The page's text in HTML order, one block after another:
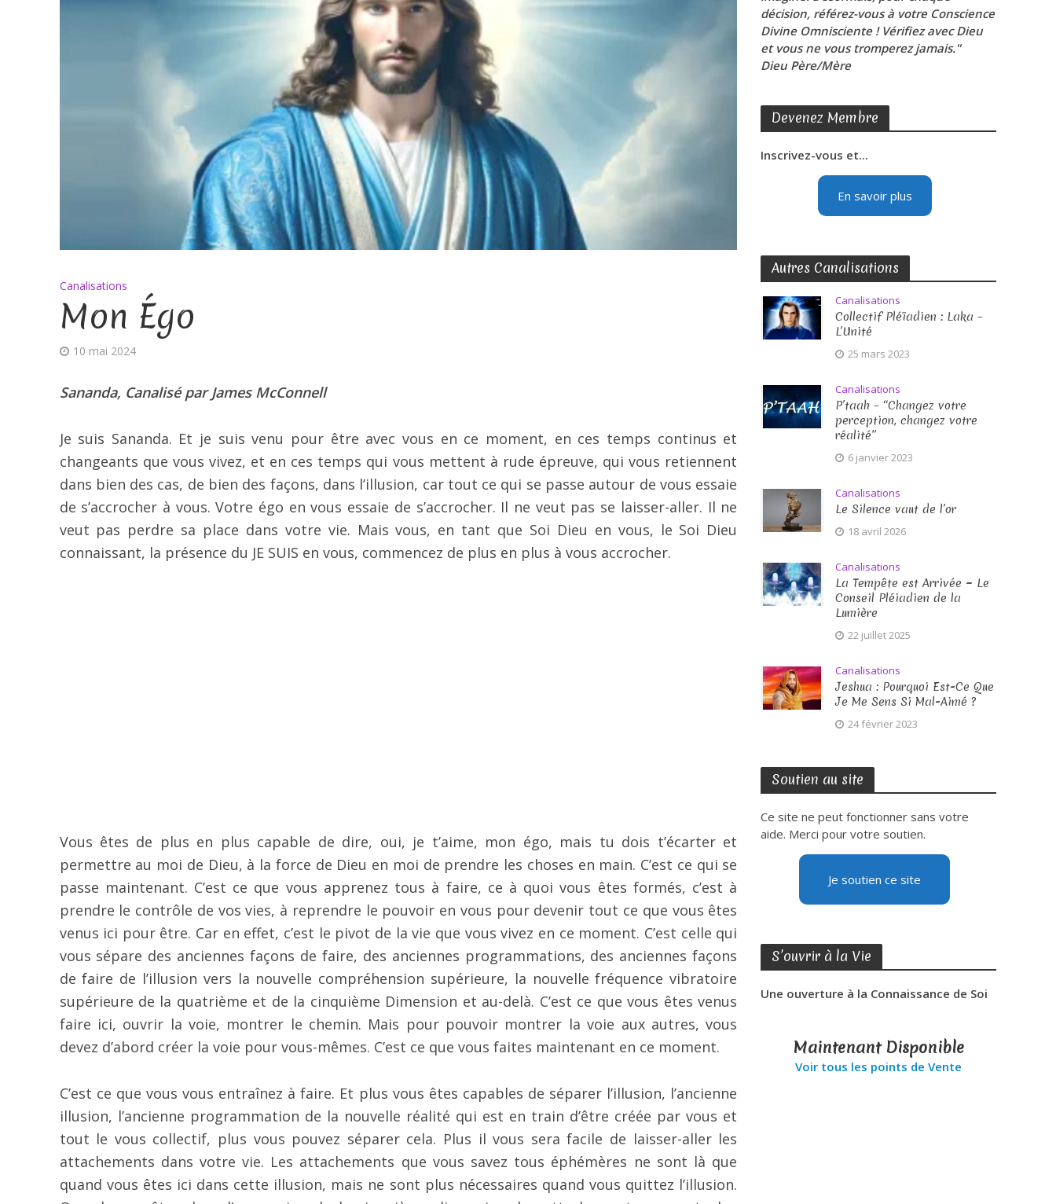
Canalisations
Mon Égo
10 mai 2024
Sananda, Canalisé par James McConnell
Je suis Sananda. Et je suis venu pour être avec vous en ce moment, en ces temps continus et
changeants que vous vivez, et en ces temps qui vous mettent à rude épreuve, qui vous retiennent
dans bien des cas, de bien des façons, dans l’illusion, car tout ce qui se passe autour de vous essaie
de s’accrocher à vous. Votre égo en vous essaie de s’accrocher. Il ne veut pas se laisser-aller. Il ne
veut pas perdre sa place dans votre vie. Mais vous, en tant que Soi Dieu en vous, le Soi Dieu
connaissant, la présence du JE SUIS en vous, commencez de plus en plus à vous accrocher.
Vous êtes de plus en plus capable de dire, oui, je t’aime, mon égo, mais tu dois t’écarter et
permettre au moi de Dieu, à la force de Dieu en moi de prendre les choses en main. C’est ce qui se
passe maintenant. C’est ce que vous apprenez tous à faire, ce à quoi vous êtes formés, c’est à
prendre le contrôle de vos vies, à reprendre le pouvoir en vous pour devenir tout ce que vous êtes
venus ici pour être. Car en effet, c’est le pivot de la vie que vous vivez en ce moment. C’est celle qui
vous sépare des anciennes façons de faire, des anciennes programmations, des anciennes façons
de faire de l’illusion vers la nouvelle compréhension supérieure, la nouvelle fréquence vibratoire
supérieure de la quatrième et de la cinquième Dimension et au-delà. C’est ce que vous êtes venus
faire ici, ouvrir la voie, montrer le chemin. Mais pour pouvoir montrer la voie aux autres, vous
devez d’abord créer la voie pour vous-mêmes. C’est ce que vous faites maintenant en ce moment.
C’est ce que vous vous entraînez à faire. Et plus vous êtes capables de séparer l’illusion, l’ancienne
illusion, l’ancienne programmation de la nouvelle réalité qui est en train d’être créée par vous et
tout le vous collectif, plus vous pouvez séparer cela. Plus il vous sera facile de laisser-aller les
attachements dans votre vie. Les attachements que vous savez tous éphémères ne sont là que
quand vous êtes ici dans cette illusion, mais ne sont plus nécessaires quand vous quittez l’illusion.
décision, référez-vous à votre Conscience
Divine Omnisciente ! Vérifiez avec Dieu
et vous ne vous tromperez jamais."
Dieu Père/Mère
Devenez Membre
Inscrivez-vous et...
En savoir plus
Autres Canalisations
Canalisations
Collectif Pléïadien : Laka –
L’Unité
25 mars 2023
Canalisations
P’taah – “Changez votre
perception, changez votre
réalité”
6 janvier 2023
Canalisations
Le Silence vaut de l’or
18 avril 2026
Canalisations
La Tempête est Arrivée ~ Le
Conseil Pléiadien de la
Lumière
22 juillet 2025
Canalisations
Jeshua : Pourquoi Est-Ce Que
Je Me Sens Si Mal-Aimé ?
24 février 2023
Soutien au site
Ce site ne peut fonctionner sans votre
aide. Merci pour votre soutien.
Je soutien ce site
S’ouvrir à la Vie
Une ouverture à la Connaissance de Soi
Maintenant Disponible
Voir tous les points de Vente